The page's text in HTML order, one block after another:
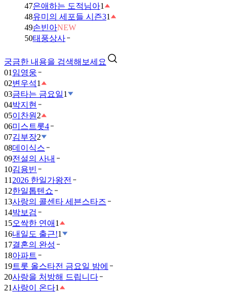
47은애하는 도적님아1
48유미의 세포들 시즌31
49손빈아NEW
50태풍상사
궁금한 내용을 검색해보세요
01 임영웅
02변우석1
03금타는 금요일1
04박지현
05이찬원 2
06미스트롯4
07김부장2
08데이식스
09전설의 사내
10김용빈
11 2026 한일가왕전
12한일톱텐쇼
13사랑의 콜센타 세븐스타즈
14박보검
15오싹한 연애 1
16내일도 출근!1
17결혼의 완성
18아파트
19트롯 올스타전 금요일 밤에
20사랑을 처방해 드립니다
21사랑이 온다1